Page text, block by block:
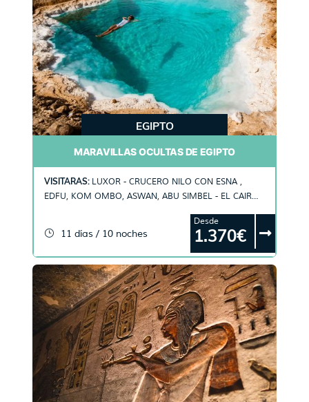
EGIPTO
MARAVILLAS OCULTAS DE EGIPTO
VISITARAS: LUXOR - CRUCERO NILO CON ESNA ,
EDFU, KOM OMBO, ASWAN, ABU SIMBEL - EL CAIRO -
11 días / 10 noches
Desde
1.370€